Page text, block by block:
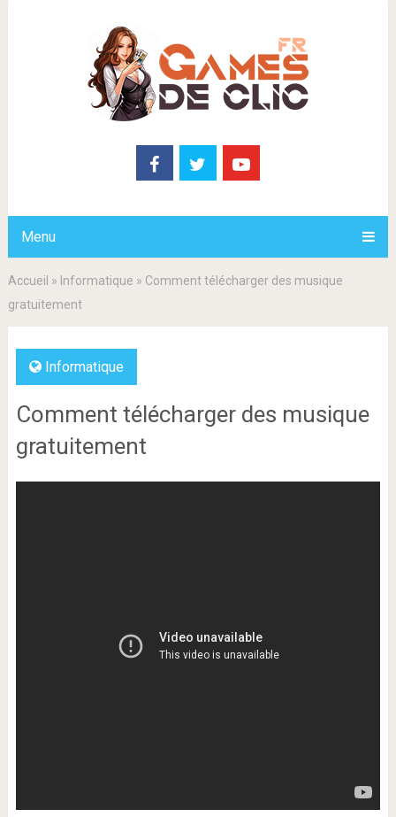
Menu
Accueil » Informatique » Comment télécharger des musique
gratuitement
Informatique
Comment télécharger des musique
gratuitement